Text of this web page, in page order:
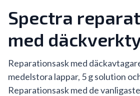
Spectra
med
Reparationsask med
medelstora lappar, 5 g solution
Reparationsask med de